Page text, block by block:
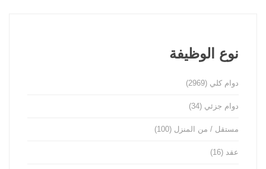
نوع الوظيفة
دوام كلي (2969)
دوام جزئي (34)
مستقل / من المنزل (100)
عقد (16)